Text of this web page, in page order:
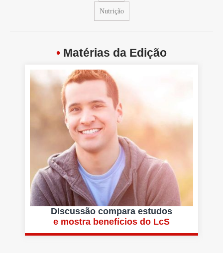
Nutrição
• Matérias da Edição
Discussão compara estudos
e mostra benefícios do LcS